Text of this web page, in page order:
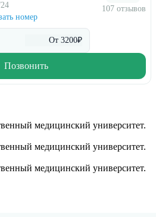
номер
107 отзывов
От 3200₽
Позвонить
медицинский университет.
медицинский университет.
медицинский университет.